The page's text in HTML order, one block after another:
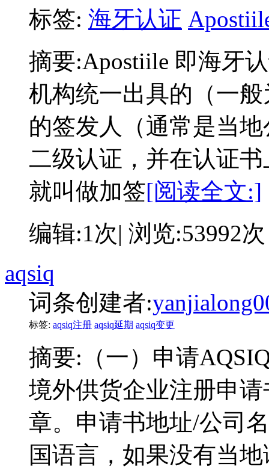
标签: 海牙认证
摘要:Apostiile 即海牙
机构统一出具的（一
的签发人（通常是当
二级认证，并在认证
就叫做加签[阅读全文:]
编辑:1次| 浏览:53992次
aqsiq
词条创建者:
标签: aqsiq注册 aqsiq延期 aqsiq变更
摘要: （一）申请
境外供货企业注册申
章。申请书地址/公司
国语言，如果没有当